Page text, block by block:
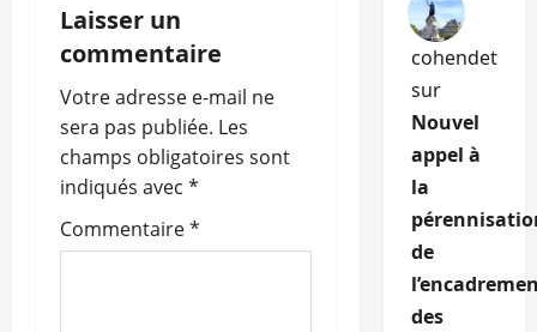
i
o
n
d
’
Laisser un
commentaire
Votre adresse e-mail ne
sera pas publiée. Les
champs obligatoires sont
indiqués avec *
Commentaire*
cohendet
sur
Nouvel
appel à
la
de
des